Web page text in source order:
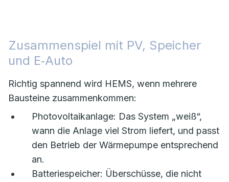
Zusammenspiel mit PV, Speicher
und E‑Auto
Richtig spannend wird HEMS, wenn mehrere
Bausteine zusammenkommen:
Photovoltaikanlage: Das System „weiß“,
wann die Anlage viel Strom liefert, und passt
den Betrieb der Wärmepumpe entsprechend
an.
Batteriespeicher: Überschüsse, die nicht